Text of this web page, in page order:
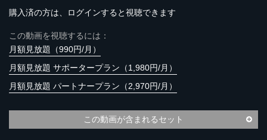
購入済の方は、ログインすると視聴できます
この動画を視聴するには：
月額見放題（990円/月）
月額見放題 サポータープラン（1,980円/月）
月額見放題 パートナープラン（2,970円/月）
この動画が含まれるセット